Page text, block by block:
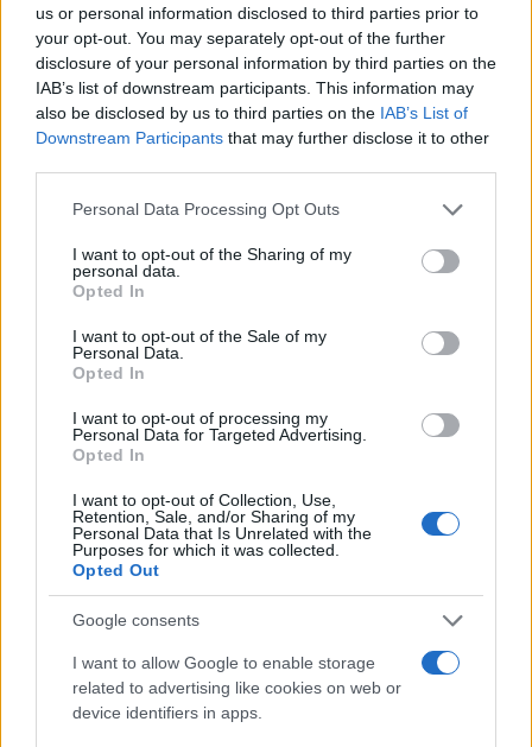
us or personal information disclosed to third parties prior to
your opt-out. You may separately opt-out of the further
disclosure of your personal information by third parties on the
IAB’s list of downstream participants. This information may
also be disclosed by us to third parties on the IAB’s List of
Downstream Participants that may further disclose it to other
Please note that this website/app uses one or more Google
not limited to your visit or usage behaviour. You may click to
grant or deny consent to Google and its third-party tags to
use your data for below specified purposes in below Google
consent section.
Personal Data Processing Opt Outs
I want to opt-out of the Sharing of my
personal data.
Opted In
I want to opt-out of the Sale of my
Personal Data.
Opted In
I want to opt-out of processing my
Personal Data for Targeted Advertising.
Opted In
I want to opt-out of Collection, Use,
Retention, Sale, and/or Sharing of my
Personal Data that Is Unrelated with the
Purposes for which it was collected.
Opted Out
Google consents
I want to allow Google to enable storage
related to advertising like cookies on web or
device identifiers in apps.